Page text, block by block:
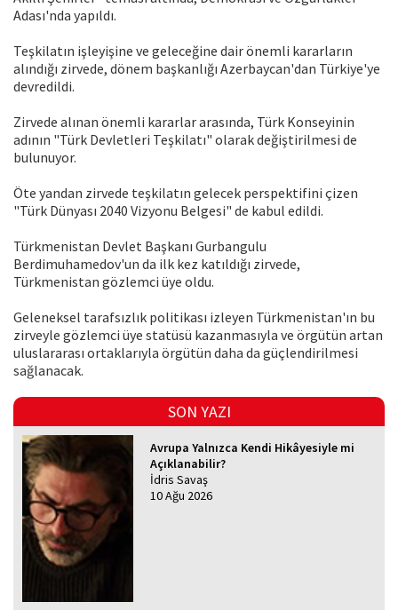
Adası'nda yapıldı.
Teşkilatın işleyişine ve geleceğine dair önemli kararların
alındığı zirvede, dönem başkanlığı Azerbaycan'dan Türkiye'ye
devredildi.
Zirvede alınan önemli kararlar arasında, Türk Konseyinin
adının "Türk Devletleri Teşkilatı" olarak değiştirilmesi de
bulunuyor.
Öte yandan zirvede teşkilatın gelecek perspektifini çizen
"Türk Dünyası 2040 Vizyonu Belgesi" de kabul edildi.
Türkmenistan Devlet Başkanı Gurbangulu
Berdimuhamedov'un da ilk kez katıldığı zirvede,
Türkmenistan gözlemci üye oldu.
Geleneksel tarafsızlık politikası izleyen Türkmenistan'ın bu
zirveyle gözlemci üye statüsü kazanmasıyla ve örgütün artan
uluslararası ortaklarıyla örgütün daha da güçlendirilmesi
sağlanacak.
SON YAZI
Avrupa Yalnızca Kendi Hikâyesiyle mi
Açıklanabilir?
İdris Savaş
10 Ağu 2026